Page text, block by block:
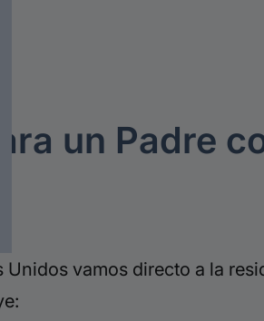
un Padre
vamos directo a la